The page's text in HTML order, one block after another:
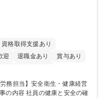
資格取得支援あり
迎 退職金あり
賞与あり